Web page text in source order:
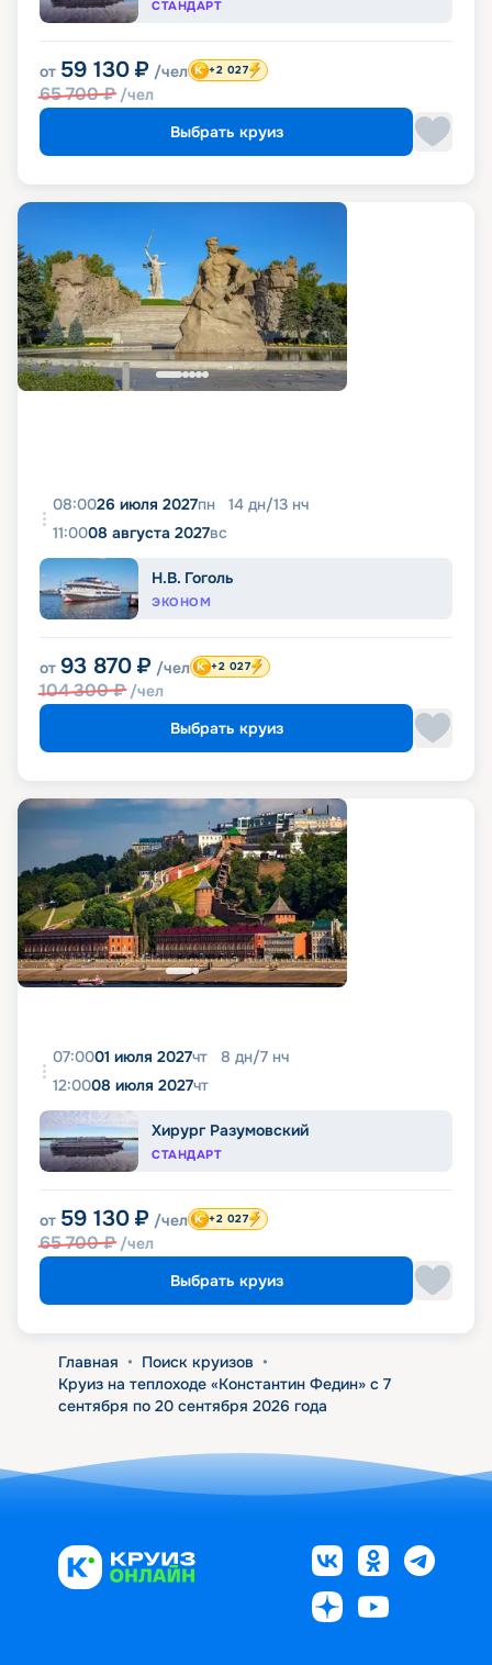
СТАНДАРТ
от 59 130 ₽ /чел
65 700₽ /чел
+2 027
Выбрать круиз
08:0026 июля 2027пн 14 дн/13 нч
11:0008 августа 2027вс
Н.В. Гоголь
ЭКОНОМ
от 93 870 ₽ /чел
104 300₽ /чел
+2 027
Выбрать круиз
07:0001 июля 2027чт 8 дн/7 нч
12:0008 июля 2027чт
Хирург Разумовский
СТАНДАРТ
от 59 130 ₽ /чел
65 700₽ /чел
+2 027
Выбрать круиз
Главная • Поиск круизов •
Круиз на теплоходе «Константин Федин» с 7
сентября по 20 сентября 2026 года